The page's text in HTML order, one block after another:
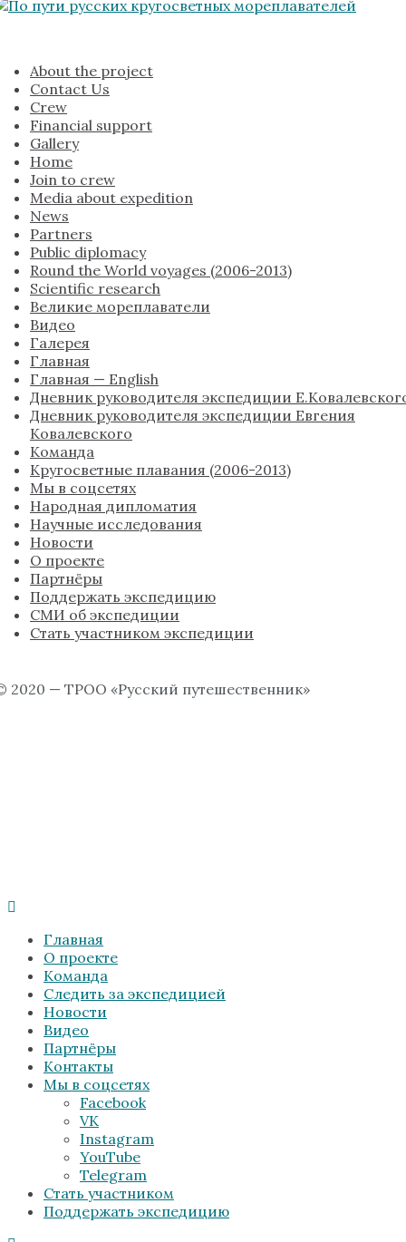
About the project
Contact Us
Crew
Financial support
Gallery
Home
Join to crew
Media about expedition
News
Partners
Public diplomacy
Round the World voyages (2006-2013)
Scientific research
Великие мореплаватели
Видео
Галерея
Главная
Главная — English
Дневник руководителя экспедиции
Дневник руководителя экспедиции Евгения
Ковалевского
Команда
Кругосветные плавания (2006-2013)
Мы в соцсетях
Народная дипломатия
Научные исследования
Новости
О проекте
Партнёры
Поддержать экспедицию
СМИ об экспедиции
Стать участником экспедиции
2020 — ТРОО «Русский путешественник»
Главная
О проекте
Команда
Следить за экспедицией
Новости
Видео
Партнёры
Контакты
Мы в соцсетях
Facebook
VK
Instagram
YouTube
Telegram
Стать участником
Поддержать экспедицию